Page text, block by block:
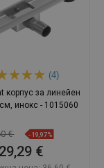
(4)
корпус за линейен
инокс - 1015060
€ -19,97%
29,29 €